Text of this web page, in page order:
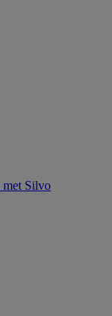
met Silvo